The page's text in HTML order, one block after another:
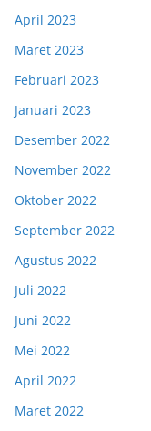
April 2023
Maret 2023
Februari 2023
Januari 2023
Desember 2022
November 2022
Oktober 2022
September 2022
Agustus 2022
Juli 2022
Juni 2022
Mei 2022
April 2022
Maret 2022